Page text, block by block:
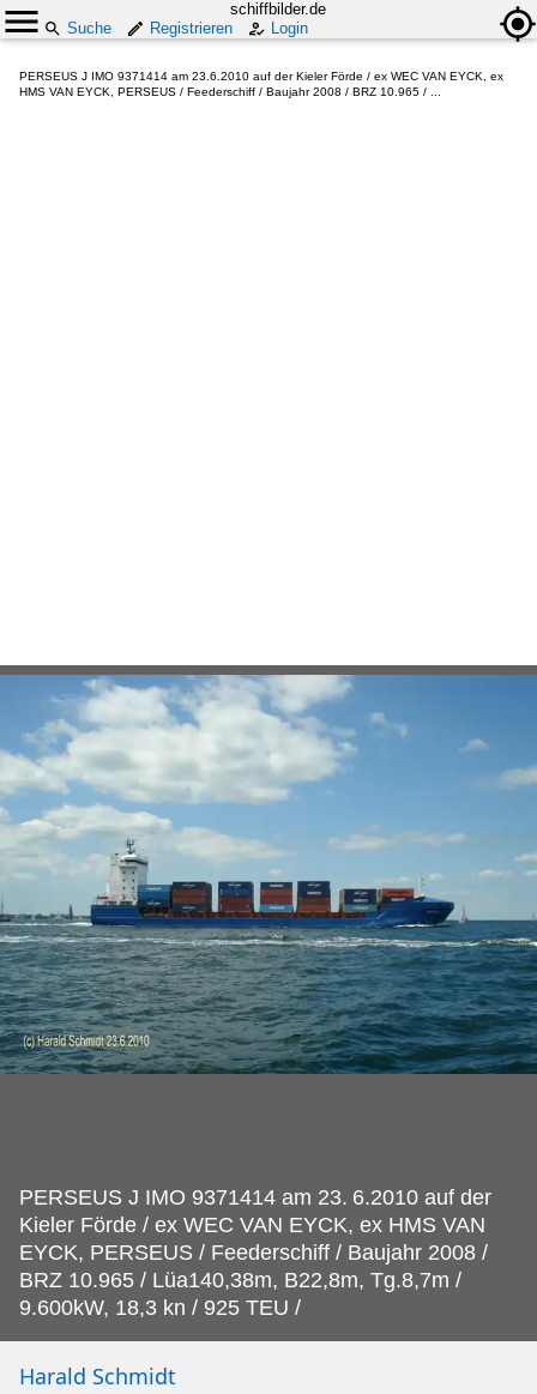
schiffbilder.de
Suche
Registrieren Login
PERSEUS J IMO 9371414 am 23.6.2010 auf der Kieler Förde / ex WEC VAN EYCK, ex
HMS VAN EYCK, PERSEUS / Feederschiff / Baujahr 2008 / BRZ 10.965 / ...
PERSEUS J IMO 9371414 am 23. 6.2010 auf der
Kieler Förde / ex WEC VAN EYCK, ex HMS VAN
EYCK, PERSEUS / Feederschiff / Baujahr 2008 /
BRZ 10.965 / Lüa140,38m, B22,8m, Tg.8,7m /
9.600kW, 18,3 kn / 925 TEU /
Harald Schmidt